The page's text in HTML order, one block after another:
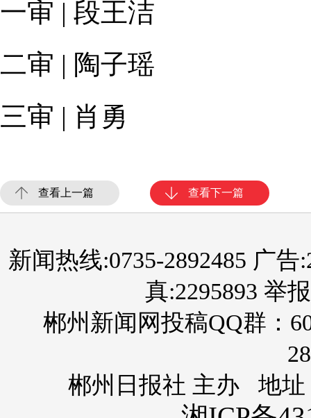
一审 | 段王洁
二审 | 陶子瑶
三审 | 肖勇
查看上一篇 查看下一篇
新闻热线:0735-2892485 广告
真:2295893 举
郴州新闻网投稿QQ群：
郴州日报社 主办 地址